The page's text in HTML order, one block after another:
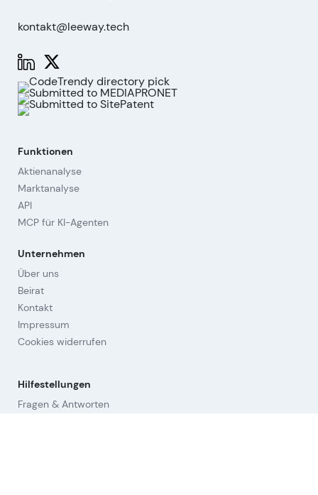
kontakt@leeway.tech
Funktionen
Aktienanalyse
Marktanalyse
API
MCP für KI-Agenten
Unternehmen
Über uns
Beirat
Kontakt
Impressum
Cookies widerrufen
Hilfestellungen
Fragen & Antworten